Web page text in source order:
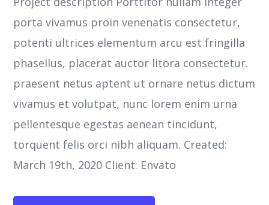
porta vivamus proin venenatis consectetur,
potenti ultrices elementum arcu est fringilla
phasellus, placerat auctor litora consectetur.
praesent netus aptent ut ornare netus dictum
vivamus et volutpat, nunc lorem enim urna
pellentesque egestas aenean tincidunt,
torquent felis orci nibh aliquam. Created:
March 19th, 2020 Client: Envato